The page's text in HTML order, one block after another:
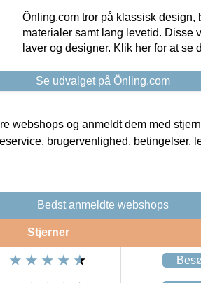
Önling.com tror på klassisk
materialer samt lang levetid. Disse
laver og designer. Klik her for at se
Se udvalget på Önling.com
webshops og anmeldt dem med
brugervenlighed, betingelser,
Bedst anmeldte webshops
Stjerner